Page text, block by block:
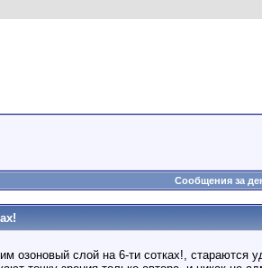
Сообщения за
слой на 6-ти сотках!, стараются